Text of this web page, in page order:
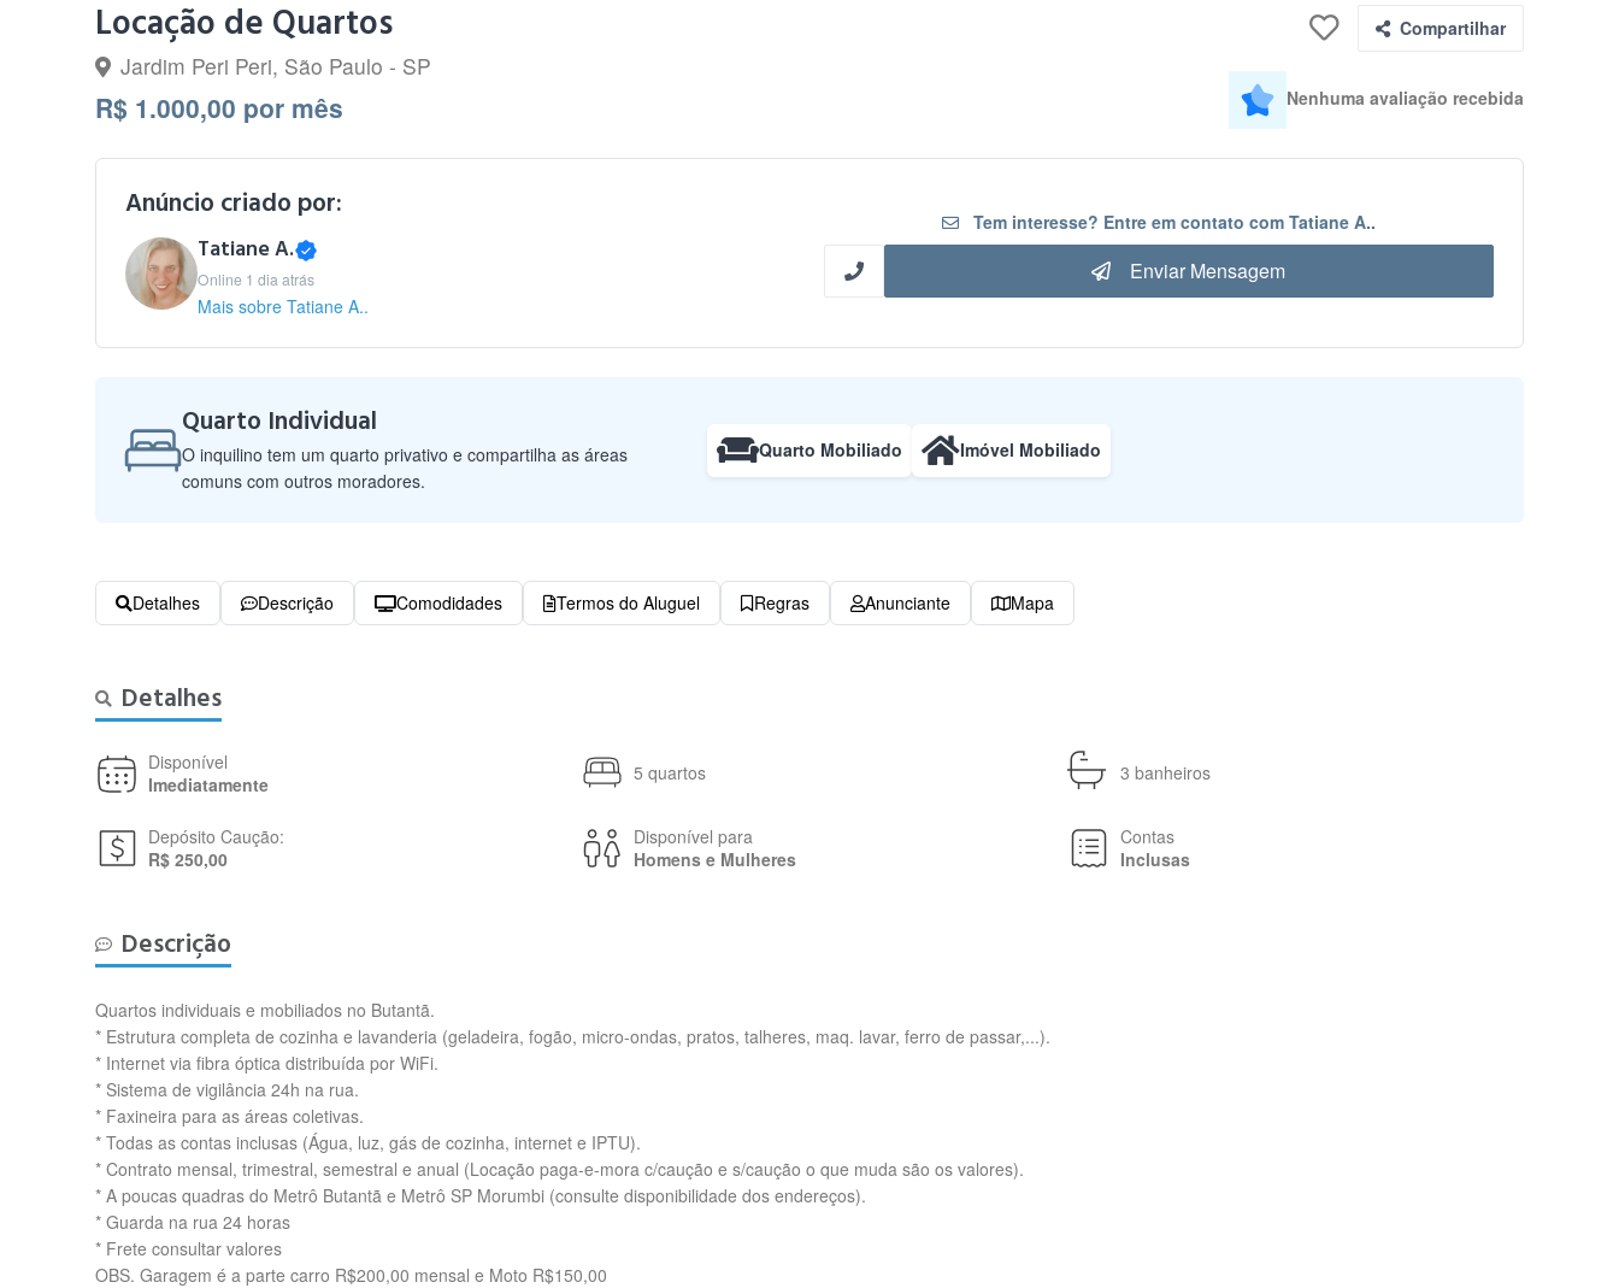
Locação de Quartos
Jardim Peri Peri, São Paulo - SP
R$ 1.000,00 por mês
Compartilhar
Nenhuma avaliação recebida
Anúncio criado por:
Tatiane A.
Online 1 dia atrás
Mais sobre Tatiane A..
Tem interesse? Entre em contato com Tatiane A..
Enviar Mensagem
Quarto Individual
O inquilino tem um quarto privativo e compartilha as áreas
comuns com outros moradores.
Quarto Mobiliado Imóvel Mobiliado
Detalhes Descrição Comodidades Termos do Aluguel Regras Anunciante Mapa
Detalhes
Disponível
Imediatamente
5 quartos 3 banheiros
Depósito Caução:
R$ 250,00
Disponível para
Homens e Mulheres
Contas
Inclusas
Descrição
Quartos individuais e mobiliados no Butantã.
* Estrutura completa de cozinha e lavanderia (geladeira, fogão, micro-ondas, pratos, talheres, maq. lavar, ferro de passar,...).
* Internet via fibra óptica distribuída por WiFi.
* Sistema de vigilância 24h na rua.
* Faxineira para as áreas coletivas.
* Todas as contas inclusas (Água, luz, gás de cozinha, internet e IPTU).
* Contrato mensal, trimestral, semestral e anual (Locação paga-e-mora c/caução e s/caução o que muda são os valores).
* A poucas quadras do Metrô Butantã e Metrô SP Morumbi (consulte disponibilidade dos endereços).
* Guarda na rua 24 horas
* Frete consultar valores
OBS. Garagem é a parte carro R$200,00 mensal e Moto R$150,00